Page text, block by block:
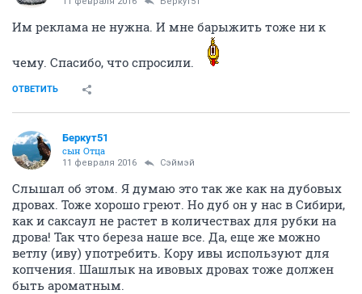
Им реклама не нужна. И мне барыжить тоже ни к
чему. Спасибо, что спросили.
ОТВЕТИТЬ
Беркут51
сын Отца
11 февраля 2016 Сэймэй
Слышал об этом. Я думаю это так же как на дубовых
дровах. Тоже хорошо греют. Но дуб он у нас в Сибири,
как и саксаул не растет в количествах для рубки на
дрова! Так что береза наше все. Да, еще же можно
ветлу (иву) употребить. Кору ивы используют для
копчения. Шашлык на ивовых дровах тоже должен
быть ароматным.